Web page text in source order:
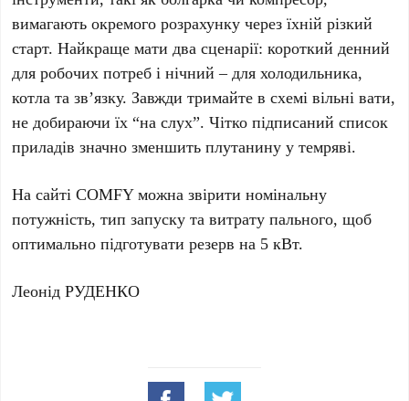
вимагають окремого розрахунку через їхній різкий
старт. Найкраще матидва сценарії: короткий денний
для робочих потреб і нічний – для холодильника,
котла та зв’язку. Завжди тримайте в схемівільні вати,
не добираючи їх “на слух”. Чітко підписаний список
приладів значно зменшить плутанину у темряві.
На сайтіCOMFYможна звірити номінальну
потужність, тип запуску та витрату пального, щоб
оптимально підготувати резерв на 5 кВт.
Леонід РУДЕНКО